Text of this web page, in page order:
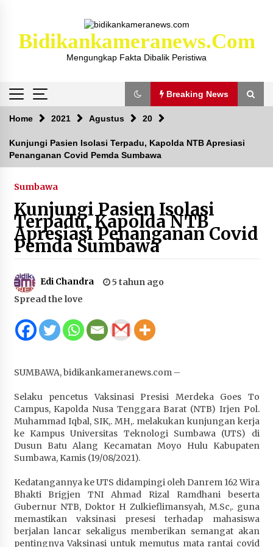
Bidikankameranews.com
Mengungkap Fakta Dibalik Peristiwa
Breaking News
Breaking News
Kejaksaan KSB Mulai Lidik Mafia Tanah Desa
Sekongkang Bawah
2 tahun ago
Laporan Dugaan Pencabulan di Desa Sepayung
Kec. Plampang, Polres Sumbawa Pastikan
Proses Penyelidikan Berjalan Maksimal
4 minggu ago
Anggota Satlantas Polres Sumbawa, Briptu
Juanda, Edukasi Masyarakat dalam Mengurus
Administrasi Kendaraan Berupa SIM
HUT ke-46 Dekranas di Makassar, di Hadapan
4 minggu ago
Bupati H. Jarot : Demi Keberlanjutan Pelayanan,
Perumdam Batulanteh Akan Lakukan
Penyesuaian Tarif Air Minum
4 minggu ago
Bripda Vanesa Aprilia Renyaan, Sabet Juara II
Taekwondo Kapolri Cup ke-7
4 minggu ago
Sekretaris Bapperida, Dwi Rahayu, ST,. MM,.
Pimpin Rakor Aksi Konvergensi Percepatan
Home 2021 Agustus 20
Kunjungi Pasien Isolasi Terpadu, Kapolda NTB Apresiasi
Penanganan Covid Pemda Sumbawa
Sumbawa
Kunjungi Pasien Isolasi
Terpadu, Kapolda NTB
Apresiasi Penanganan Covid
Pemda Sumbawa
Edi Chandra
5 tahun ago
Spread the love
SUMBAWA, bidikankameranews.com –
Selaku pencetus Vaksinasi Presisi Merdeka Goes To
Campus, Kapolda Nusa Tenggara Barat (NTB) Irjen Pol.
Muhammad Iqbal, SIK,. MH,. melakukan kunjungan kerja
ke Kampus Universitas Teknologi Sumbawa (UTS) di
Dusun Batu Alang Kecamatan Moyo Hulu Kabupaten
Sumbawa, Kamis (19/08/2021).
Kedatangannya ke UTS didampingi oleh Danrem 162 Wira
Bhakti Brigjen TNI Ahmad Rizal Ramdhani beserta
Gubernur NTB, Doktor H Zulkieflimansyah, M.Sc,. guna
memastikan vaksinasi presesi terhadap mahasiswa
berjalan lancar sekaligus memberikan semangat akan
pentingnya Vaksinasi untuk memutus mata rantai covid